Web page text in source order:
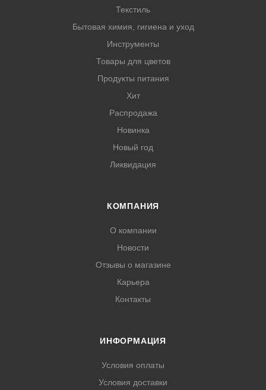
Текстиль
Бытовая химия, гигиена и уход
Инструменты
Товары для цветов
Продукты питания
Хит
Распродажа
Новинка
Новый год
Ликвидация
КОМПАНИЯ
О компании
Новости
Отзывы о магазине
Карьера
Контакты
ИНФОРМАЦИЯ
Условия оплаты
Условия доставки